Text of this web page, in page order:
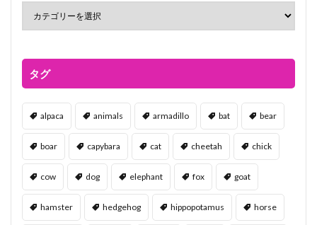
タグ
alpaca animals armadillo bat bear
boar capybara cat cheetah chick
cow dog elephant fox goat
hamster hedgehog hippopotamus horse